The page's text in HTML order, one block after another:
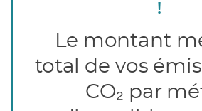
!
Le montant
total de vos
CO₂ par